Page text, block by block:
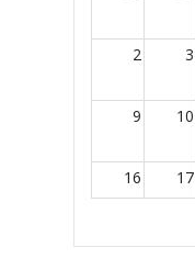
2 3
9 10
16 17